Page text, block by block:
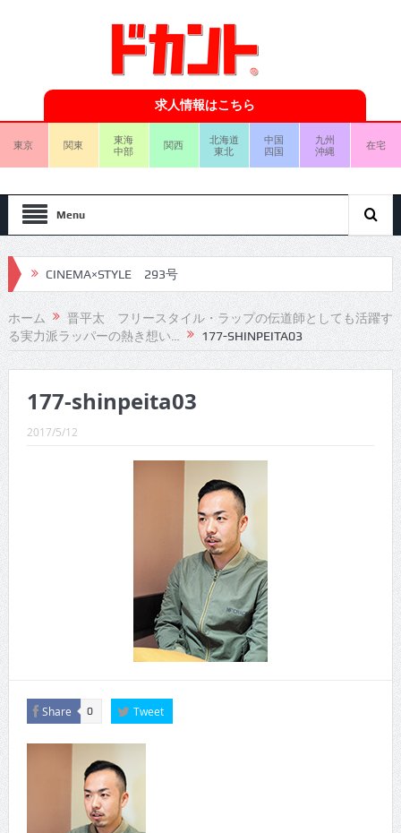
求人情報はこちら
東京 関東
東海
中部
関西
北海道
東北
中国
四国
九州
沖縄
在宅
Menu
CINEMA×STYLE 293号
CINEMA×STYLE 292号
CINEMA×STYLE 291号
CINEMA×STYLE 289号
CINEMA×STYLE 294号
ホーム
晋平太 フリースタイル・ラップの伝道師としても活躍す
る実力派ラッパーの熱き想い…
177-SHINPEITA03
177-shinpeita03
2017/5/12
Share 0 Tweet